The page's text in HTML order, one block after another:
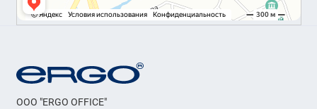
OOO "ERGO OFFICE"